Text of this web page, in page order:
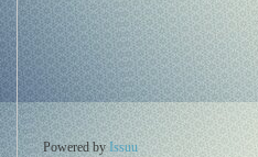
Powered byIssuu